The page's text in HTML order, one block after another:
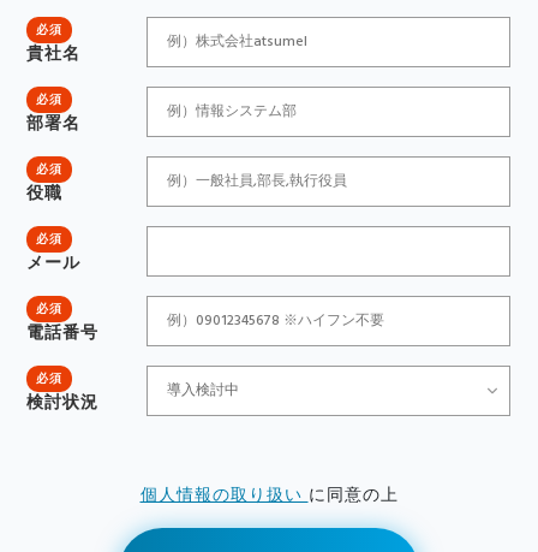
必須
貴社名
必須
部署名
必須
役職
必須
メール
必須
電話番号
必須
検討状況
個人情報の取り扱いに同意の上